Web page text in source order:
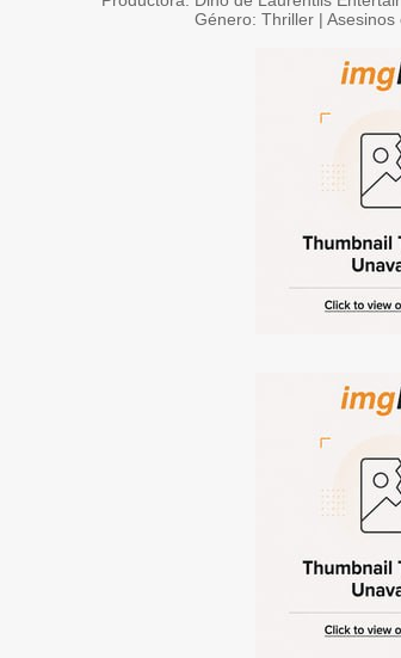
Género: Thriller |